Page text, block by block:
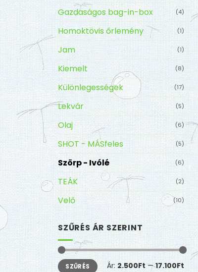
Gazdaságos bag-in-box (4)
Homoktövis őrlemény (1)
Jam (1)
Kiemelt (8)
Különlegességek (17)
Lekvár (5)
Olaj (6)
SHOT - MÁSfeles (5)
Szörp - Ivólé (6)
TEÁK (2)
Velő (10)
SZŰRÉS ÁR SZERINT
Min
ár
Max
ár SZŰRÉS Ár: 2.500Ft —17.100Ft